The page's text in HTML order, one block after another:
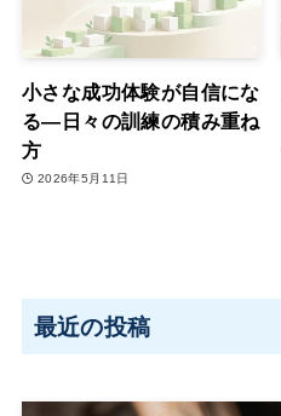
小さな成功体験が自信にな
る―日々の訓練の積み重ね
方
2026年5月11日
最近の投稿